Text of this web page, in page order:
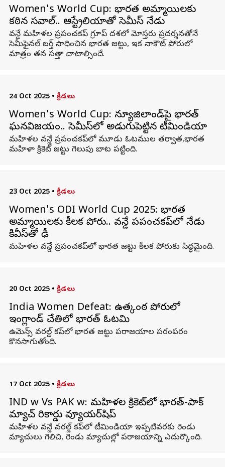
Women's World Cup: భారత అమ్మాయిలకు
కఠిన సవాల్‌.. ఆస్ట్రేలియాతో సెమీస్‌ నేడు
వన్డే మహిళల ప్రపంచకప్‌ గ్రూప్‌ దశలో మోస్తరు ప్రదర్శనతోనే
సెమీఫైనల్‌ బర్త్‌ సాధించిన భారత జట్టు, ఇక నాకౌట్‌ పోరులో
మాత్రం తన సత్తా చాటాల్సిందే.
24 Oct 2025 • క్రీడలు
Women's World Cup: న్యూజిలాండ్‌పై భారత్‌
ఘనవిజయం.. సెమీస్‌లో అడుగుపెట్టిన టీమిండియా
మహిళల వన్డే ప్రపంచకప్‌లో మూడు ఓటముల తర్వాత,భారత
మహిళా క్రికెట్ జట్టు గెలుపు బాట పట్టింది.
23 Oct 2025 • క్రీడలు
Women's ODI World Cup 2025: భారత
అమ్మాయిలకు కీలక పోరు.. వన్డే ప్రపంచకప్‌లో నేడు
కివీస్‌తో ఢీ
మహిళల వన్డే ప్రపంచకప్‌లో భారత జట్టు కీలక పోరుకు సిద్ధమైంది.
20 Oct 2025 • క్రీడలు
India Women Defeat: ఉత్కంఠ పోరులో
ఇంగ్లాండ్‌ చేతిలో భారత్‌ ఓటమి
ఉమెన్స్ వరల్డ్ కప్‌లో భారత జట్టు పరాజయాల పరంపరం
కొనసాగుతోంది.
17 Oct 2025 • క్రీడలు
IND w Vs PAK w: మహిళల క్రికెట్‌లో భారత్-పాక్
మ్యాచ్ రికార్డు వ్యూయర్‌షిప్
మహిళల వన్డే వరల్డ్ కప్‌లో టీమిండియా ఇప్పటివరకు రెండు
మ్యాచులు గెలిచి, రెండు మ్యాచుల్లో పరాజయాన్ని ఎదుర్కొంది.